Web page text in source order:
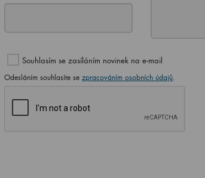
Souhlasím se zasíláním novinek na e-mail
Odesláním souhlasíte se zpracováním osobních údajů